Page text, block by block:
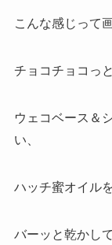
こんな感じって
チョコチョコっ
ウェコベース＆
い、
ハッチ蜜オイル
バーッと乾かし